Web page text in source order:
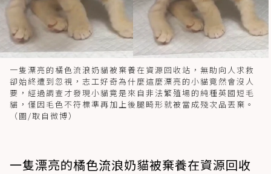
一隻漂亮的橘色流浪奶貓被棄養在資源回收站，無助向人求救
卻始終遭到忽視，志工好奇為什麼這麼漂亮的小貓竟然會沒人
要，經過調查才發現小貓竟是來自非法繁殖場的純種英國短毛
貓，僅因毛色不符標準再加上後腿畸形就被當成殘次品丟棄。
（圖/取自微博）
一隻漂亮的橘色流浪奶貓被棄養在資源回收